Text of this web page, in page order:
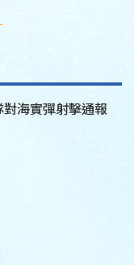
海實彈射擊通報